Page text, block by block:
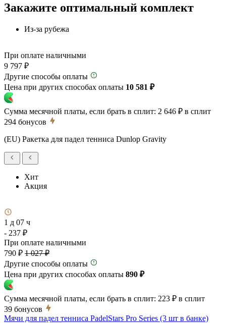
Закажите оптимальный комплект
Из-за рубежа
При оплате наличными
9 797 ₽
Другие способы оплаты
Цена при других способах оплаты 10 581 ₽
Сумма месячной платы, если брать в сплит: 2 646 ₽ в сплит
294 бонусов
(EU) Ракетка для падел тенниса Dunlop Gravity
Хит
Акция
1 д 07 ч
- 237 ₽
При оплате наличными
790 ₽ 1 027 ₽
Другие способы оплаты
Цена при других способах оплаты 890 ₽
Сумма месячной платы, если брать в сплит: 223 ₽ в сплит
39 бонусов
Мячи для падел тенниса PadelStars Pro Series (3 шт в банке)